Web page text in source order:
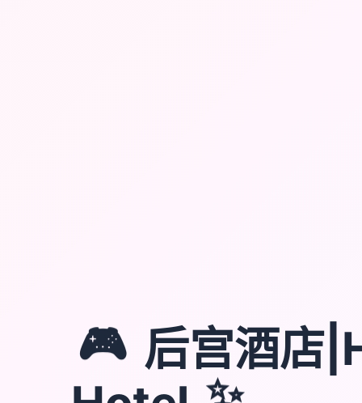
🎮 后宫酒店